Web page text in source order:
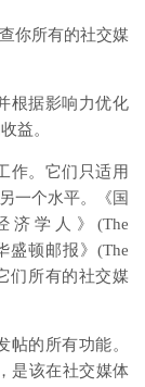
你所有的社交媒
根据影响力优化
益。
作。它们只适用
一个水平。《国
济学人》(The
盛顿邮报》(The
们所有的社交媒
的所有功能。
是该在社交媒体